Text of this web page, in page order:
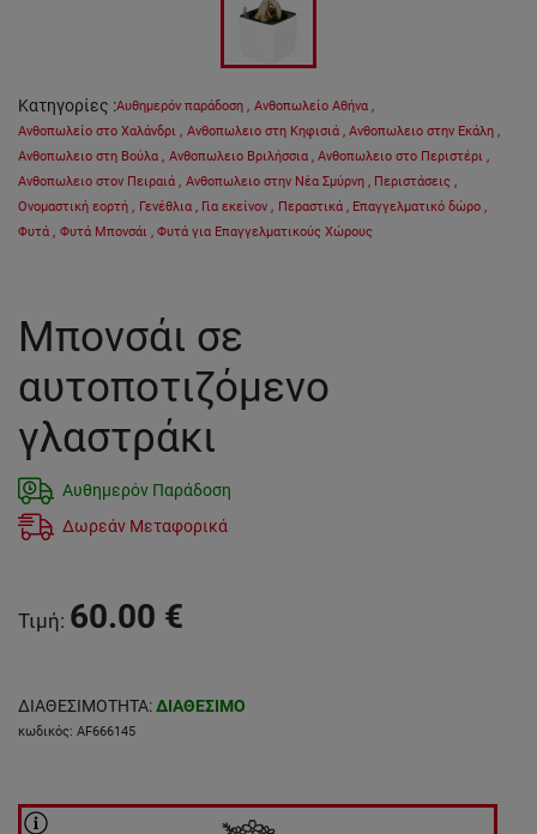
Κατηγορίες :Αυθημερόν παράδοση , Ανθοπωλείο Αθήνα ,
Ανθοπωλείο στο Χαλάνδρι , Ανθοπωλειο στη Κηφισιά , Ανθοπωλειο στην Εκάλη ,
Ανθοπωλειο στη Βούλα , Ανθοπωλειο Βριλήσσια , Ανθοπωλειο στο Περιστέρι ,
Ανθοπωλειο στον Πειραιά , Ανθοπωλειο στην Νέα Σμύρνη , Περιστάσεις ,
Ονομαστική εορτή , Γενέθλια , Για εκείνον , Περαστικά , Επαγγελματικό δώρο ,
Φυτά , Φυτά Μπονσάι , Φυτά για Επαγγελματικούς Χώρους
Μπονσάι σε
αυτοποτιζόμενο
γλαστράκι
Αυθημερόν Παράδοση
Δωρεάν Μεταφορικά
Τιμή: 60.00 €
ΔΙΑΘΕΣΙΜΟΤΗΤΑ:ΔΙΑΘΕΣΙΜΟ
κωδικός: AF666145